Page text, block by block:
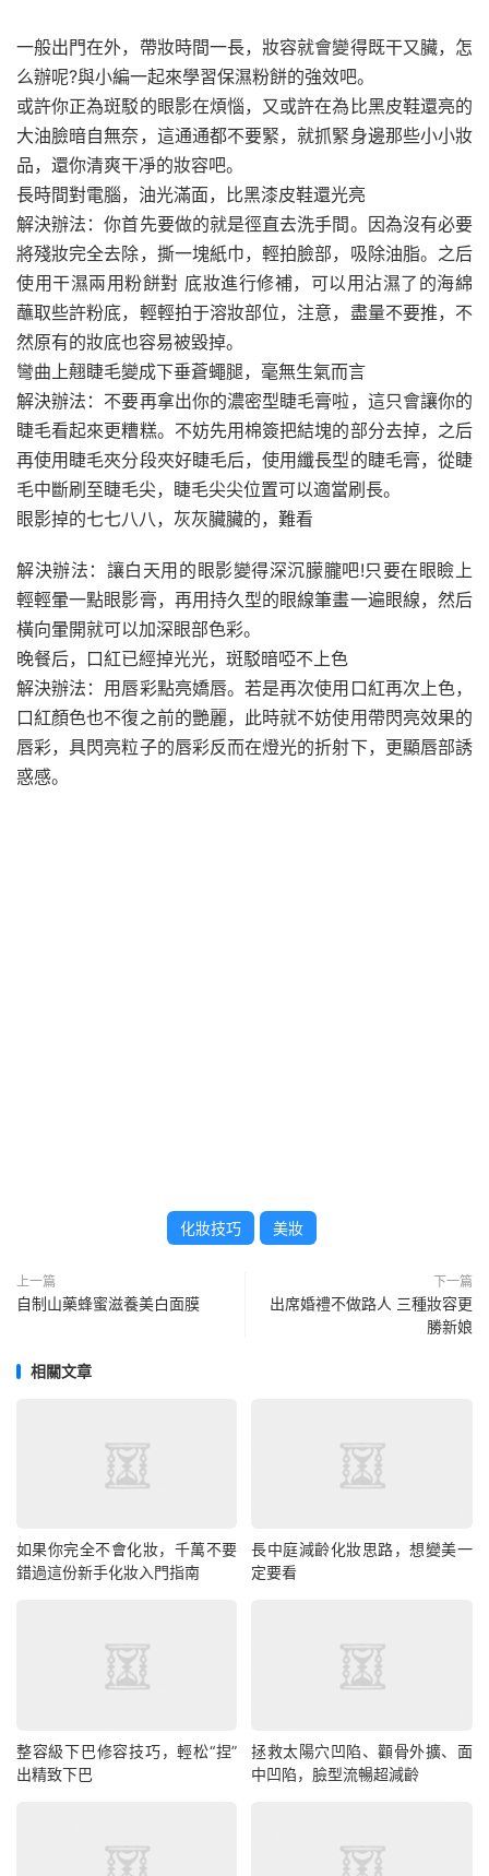
一般出門在外，帶妝時間一長，妝容就會變得既干又臟，怎
么辦呢?與小編一起來學習保濕粉餅的強效吧。
或許你正為斑駁的眼影在煩惱，又或許在為比黑皮鞋還亮的
大油臉暗自無奈，這通通都不要緊，就抓緊身邊那些小小妝
品，還你清爽干凈的妝容吧。
長時間對電腦，油光滿面，比黑漆皮鞋還光亮
解決辦法：你首先要做的就是徑直去洗手間。因為沒有必要
將殘妝完全去除，撕一塊紙巾，輕拍臉部，吸除油脂。之后
使用干濕兩用粉餅對 底妝進行修補，可以用沾濕了的海綿
蘸取些許粉底，輕輕拍于溶妝部位，注意，盡量不要推，不
然原有的妝底也容易被毀掉。
彎曲上翹睫毛變成下垂蒼蠅腿，毫無生氣而言
解決辦法：不要再拿出你的濃密型睫毛膏啦，這只會讓你的
睫毛看起來更糟糕。不妨先用棉簽把結塊的部分去掉，之后
再使用睫毛夾分段夾好睫毛后，使用纖長型的睫毛膏，從睫
毛中斷刷至睫毛尖，睫毛尖尖位置可以適當刷長。
眼影掉的七七八八，灰灰臟臟的，難看
解決辦法：讓白天用的眼影變得深沉朦朧吧!只要在眼瞼上
輕輕暈一點眼影膏，再用持久型的眼線筆畫一遍眼線，然后
橫向暈開就可以加深眼部色彩。
晚餐后，口紅已經掉光光，斑駁暗啞不上色
解決辦法：用唇彩點亮嬌唇。若是再次使用口紅再次上色，
口紅顏色也不復之前的艷麗，此時就不妨使用帶閃亮效果的
唇彩，具閃亮粒子的唇彩反而在燈光的折射下，更顯唇部誘
惑感。
化妝技巧 美妝
上一篇
自制山藥蜂蜜滋養美白面膜
下一篇
出席婚禮不做路人 三種妝容更
勝新娘
相關文章
如果你完全不會化妝，千萬不要
錯過這份新手化妝入門指南
長中庭減齡化妝思路，想變美一
定要看
整容級下巴修容技巧，輕松“捏”
出精致下巴
拯救太陽穴凹陷、顴骨外擴、面
中凹陷，臉型流暢超減齡